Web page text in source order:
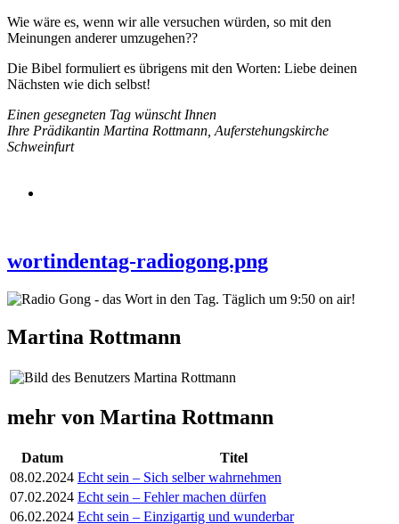
Wie wäre es, wenn wir alle versuchen würden, so mit den
Meinungen anderer umzugehen??
Die Bibel formuliert es übrigens mit den Worten: Liebe deinen
Nächsten wie dich selbst!
Einen gesegneten Tag wünscht Ihnen
Ihre Prädikantin Martina Rottmann, Auferstehungskirche
Schweinfurt
wortindentag-radiogong.png
Martina Rottmann
mehr von Martina Rottmann
Datum
Titel
08.02.2024 Echt sein – Sich selber wahrnehmen
07.02.2024 Echt sein – Fehler machen dürfen
06.02.2024 Echt sein – Einzigartig und wunderbar